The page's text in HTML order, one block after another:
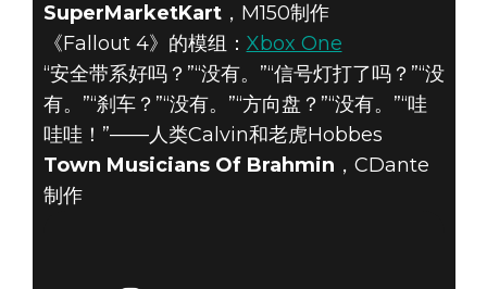
SuperMarketKart，M150制作
《Fallout 4》的模组： Xbox One
“安全带系好吗？”“没有。”“信号灯打了吗？”“没
有。”“刹车？”“没有。”“方向盘？”“没有。”“哇
哇哇！”——人类Calvin和老虎Hobbes
Town Musicians Of Brahmin ，CDante
制作